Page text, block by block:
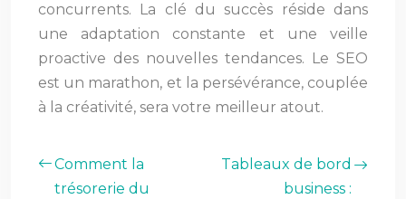
concurrents. La clé du succès réside dans
une adaptation constante et une veille
proactive des nouvelles tendances. Le SEO
est un marathon, et la persévérance, couplée
à la créativité, sera votre meilleur atout.
Comment la
trésorerie du
Tableaux de bord
business :